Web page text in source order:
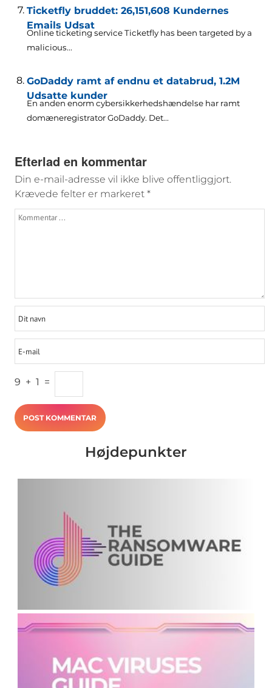
Ticketfly bruddet: 26,151,608 Kundernes
Emails Udsat
Online ticketing service Ticketfly has been targeted by a
malicious...
GoDaddy ramt af endnu et databrud, 1.2M
Udsatte kunder
En anden enorm cybersikkerhedshændelse har ramt
domæneregistrator GoDaddy. Det...
Efterlad en kommentar
Din e-mail-adresse vil ikke blive offentliggjort.
Krævede felter er markeret *
9 + 1 =
Højdepunkter